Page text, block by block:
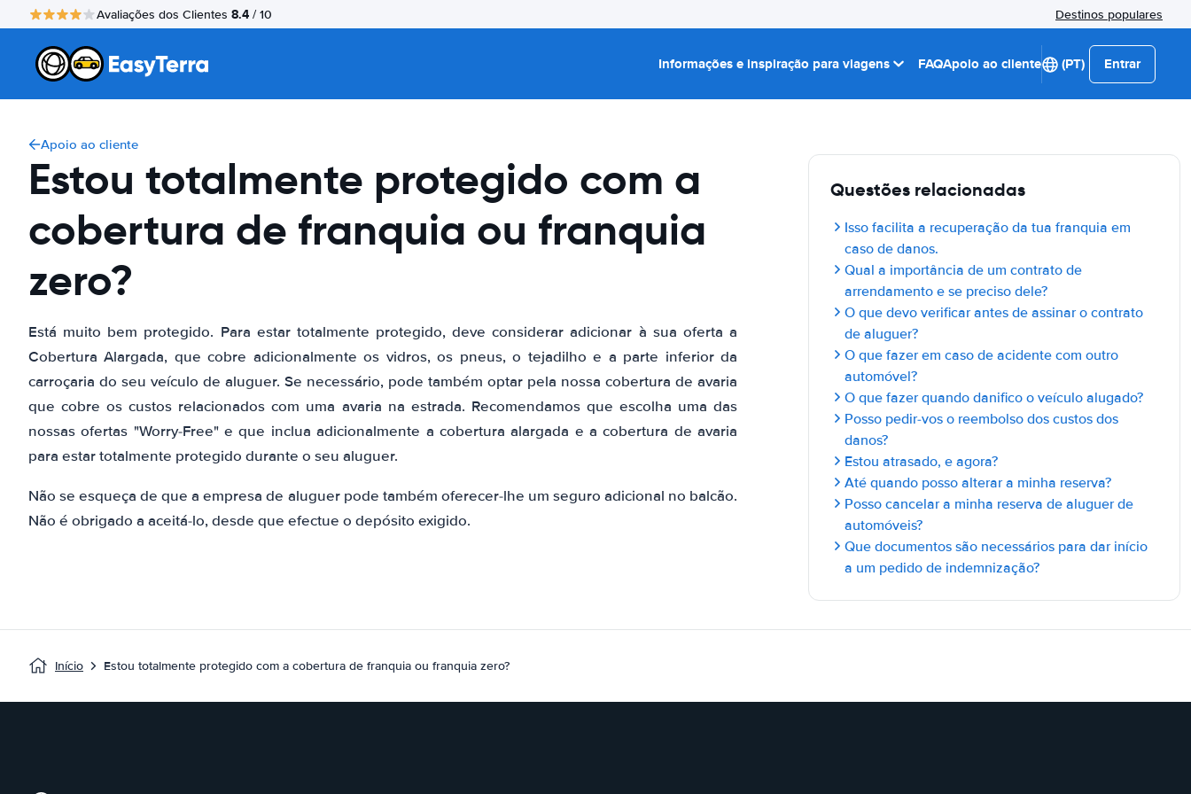
Avaliações dos Clientes 8.4 / 10 Destinos populares
Informações e inspiração para viagens FAQApoio ao cliente (PT) Entrar
Apoio ao cliente
Estou totalmente protegido com a
cobertura de franquia ou franquia
zero?
Está muito bem protegido. Para estar totalmente protegido, deve considerar adicionar à sua oferta a
Cobertura Alargada, que cobre adicionalmente os vidros, os pneus, o tejadilho e a parte inferior da
carroçaria do seu veículo de aluguer. Se necessário, pode também optar pela nossa cobertura de avaria
que cobre os custos relacionados com uma avaria na estrada. Recomendamos que escolha uma das
nossas ofertas "Worry-Free" e que inclua adicionalmente a cobertura alargada e a cobertura de avaria
para estar totalmente protegido durante o seu aluguer.
Não se esqueça de que a empresa de aluguer pode também oferecer-lhe um seguro adicional no balcão.
Não é obrigado a aceitá-lo, desde que efectue o depósito exigido.
Questões relacionadas
Isso facilita a recuperação da tua franquia em
caso de danos.
Qual a importância de um contrato de
arrendamento e se preciso dele?
O que devo verificar antes de assinar o contrato
de aluguer?
O que fazer em caso de acidente com outro
automóvel?
O que fazer quando danifico o veículo alugado?
Posso pedir-vos o reembolso dos custos dos
danos?
Estou atrasado, e agora?
Até quando posso alterar a minha reserva?
Posso cancelar a minha reserva de aluguer de
automóveis?
Que documentos são necessários para dar início
a um pedido de indemnização?
Início Estou totalmente protegido com a cobertura de franquia ou franquia zero?